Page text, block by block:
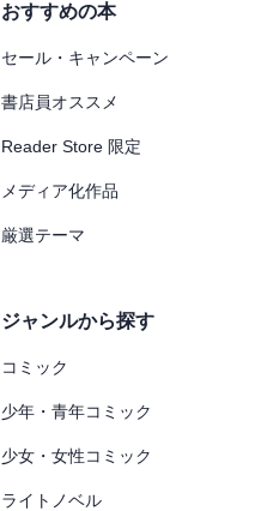
おすすめの本
セール・キャンペーン
書店員オススメ
Reader Store 限定
メディア化作品
厳選テーマ
ジャンルから探す
コミック
少年・青年コミック
少女・女性コミック
ライトノベル